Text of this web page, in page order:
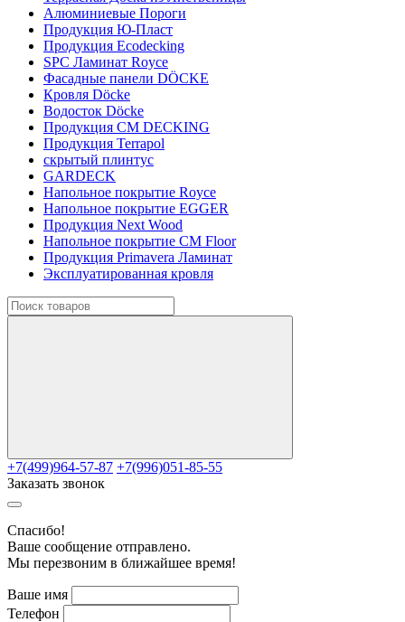
Алюминиевые Пороги
Продукция Ю-Пласт
Продукция Ecodecking
SPC Ламинат Royce
Фасадные панели DÖCKE
Кровля Döcke
Водосток Döcke
Продукция CM DECKING
Продукция Terrapol
скрытый плинтус
GARDECK
Напольное покрытие Royce
Напольное покрытие EGGER
Продукция Next Wood
Напольное покрытие CM Floor
Продукция Primavera Ламинат
Эксплуатированная кровля
+7(499)964-57-87 +7(996)051-85-55
Заказать звонок
Cпасибо!
Ваше сообщение отправлено.
Мы перезвоним в ближайшее время!
Ваше имя
Телефон